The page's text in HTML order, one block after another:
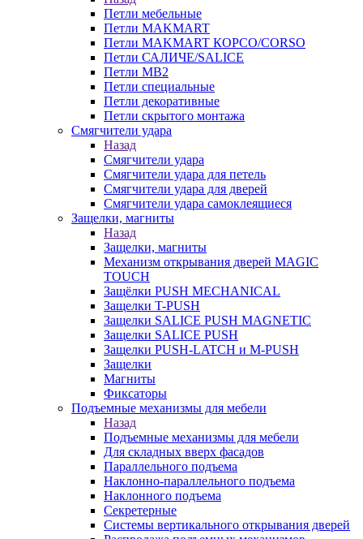
Петли мебельные
Петли MAKMART
Петли MAKMART КОРСО/CORSO
Петли САЛИЧЕ/SALICE
Петли MB2
Петли специальные
Петли декоративные
Петли скрытого монтажа
Смягчители удара
Назад
Смягчители удара
Смягчители удара для петель
Смягчители удара для дверей
Cмягчители удара самоклеящиеся
Защелки, магниты
Назад
Защелки, магниты
Механизм открывания дверей MAGIC
TOUCH
Защёлки PUSH MECHANICAL
Защелки T-PUSH
Защелки SALICE PUSH MAGNETIC
Защелки SALICE PUSH
Защелки PUSH-LATCH и M-PUSH
Защелки
Магниты
Фиксаторы
Подъемные механизмы для мебели
Назад
Подъемные механизмы для мебели
Для складных вверх фасадов
Параллельного подъема
Наклонно-параллельного подъема
Наклонного подъема
Секретерные
Системы вертикального открывания дверей